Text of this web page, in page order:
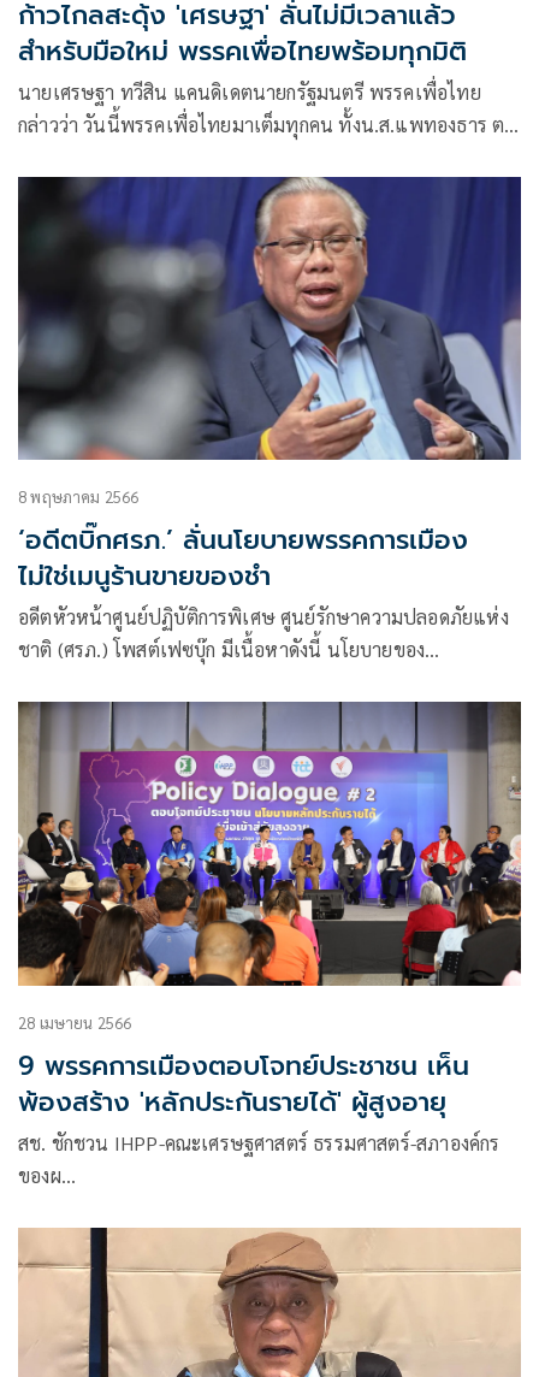
ก้าวไกลสะดุ้ง 'เศรษฐา' ลั่นไม่มีเวลาแล้ว
สำหรับมือใหม่ พรรคเพื่อไทยพร้อมทุกมิติ
นายเศรษฐา ทวีสิน แคนดิเดตนายกรัฐมนตรี พรรคเพื่อไทย
กล่าวว่า วันนี้พรรคเพื่อไทยมาเต็มทุกคน ทั้งน.ส.แพทองธาร ตน
8 พฤษภาคม 2566
‘อดีตบิ๊กศรภ.’ ลั่นนโยบายพรรคการเมือง
ไม่ใช่เมนูร้านขายของชำ
อดีตหัวหน้าศูนย์ปฏิบัติการพิเศษ ศูนย์รักษาความปลอดภัยแห่ง
ชาติ (ศรภ.) โพสต์เฟซบุ๊ก มีเนื้อหาดังนี้ นโยบายของ
28 เมษายน 2566
9 พรรคการเมืองตอบโจทย์ประชาชน เห็น
พ้องสร้าง 'หลักประกันรายได้' ผู้สูงอายุ
สช. ชักชวน IHPP-คณะเศรษฐศาสตร์ ธรรมศาสตร์-สภาองค์กร
ของผ…